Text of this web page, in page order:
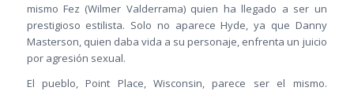
mismo Fez (Wilmer Valderrama) quien ha llegado a ser un
prestigioso estilista. Solo no aparece Hyde, ya que Danny
Masterson, quien daba vida a su personaje, enfrenta un juicio
por agresión sexual.
El pueblo, Point Place, Wisconsin, parece ser el mismo.